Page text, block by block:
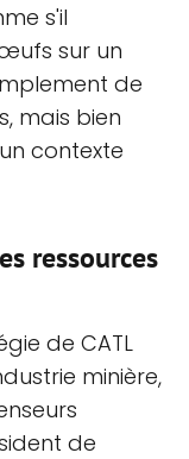
s'il
sur un
de
mais bien
contexte
ressources
de CATL
minière,
de